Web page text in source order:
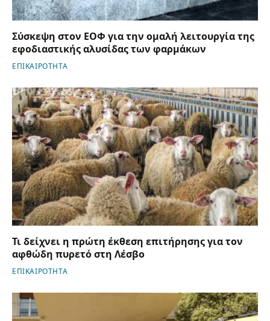
Σύσκεψη στον ΕΟΦ για την ομαλή λειτουργία της
εφοδιαστικής αλυσίδας των φαρμάκων
ΕΠΙΚΑΙΡΟΤΗΤΑ
Τι δείχνει η πρώτη έκθεση επιτήρησης για τον
αφθώδη πυρετό στη Λέσβο
ΕΠΙΚΑΙΡΟΤΗΤΑ